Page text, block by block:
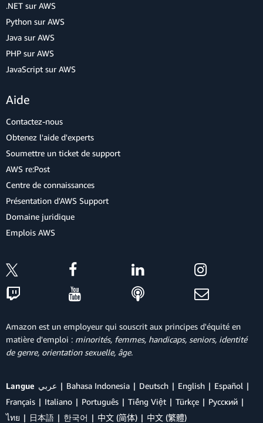
.NET sur AWS
Python sur AWS
Java sur AWS
PHP sur AWS
JavaScript sur AWS
Aide
Contactez-nous
Obtenez l'aide d'experts
Soumettre un ticket de support
AWS re:Post
Centre de connaissances
Présentation d'AWS Support
Domaine juridique
Emplois AWS
Amazon est un employeur qui souscrit aux principes d'équité en
matière d'emploi : minorités, femmes, handicaps, seniors, identité
de genre, orientation sexuelle, âge.
Langue عربي Bahasa Indonesia Deutsch English
Español
Français
Italiano Português Tiếng Việt Türkçe
Ρусский
ไทย
日本語 한국어 中文 (简体) 中文 (繁體)